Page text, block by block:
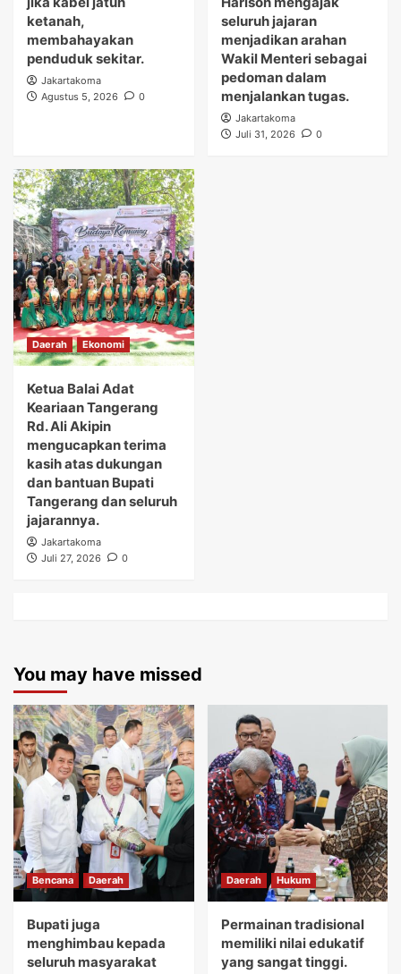
ketanah,
membahayakan
penduduk sekitar.
Jakartakoma
Agustus 5, 2026
0
seluruh jajaran
menjadikan arahan
Wakil Menteri sebagai
pedoman dalam
menjalankan tugas.
Jakartakoma
Juli 31, 2026
0
Daerah Ekonomi
Ketua Balai Adat
Keariaan Tangerang
Rd. Ali Akipin
mengucapkan terima
kasih atas dukungan
dan bantuan Bupati
Tangerang dan seluruh
jajarannya.
Jakartakoma
Juli 27, 2026
0
You may have missed
Bencana Daerah
Bupati juga
menghimbau kepada
seluruh masyarakat
Daerah Hukum
Permainan tradisional
memiliki nilai edukatif
yang sangat tinggi.